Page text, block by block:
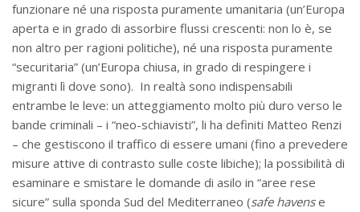
funzionare né una risposta puramente umanitaria (un’Europa
aperta e in grado di assorbire flussi crescenti: non lo è, se
non altro per ragioni politiche), né una risposta puramente
“securitaria” (un’Europa chiusa, in grado di respingere i
migranti lì dove sono). In realtà sono indispensabili
entrambe le leve: un atteggiamento molto più duro verso le
bande criminali – i “neo-schiavisti”, li ha definiti Matteo Renzi
– che gestiscono il traffico di essere umani (fino a prevedere
misure attive di contrasto sulle coste libiche); la possibilità di
esaminare e smistare le domande di asilo in “aree rese
sicure” sulla sponda Sud del Mediterraneo (safe havense